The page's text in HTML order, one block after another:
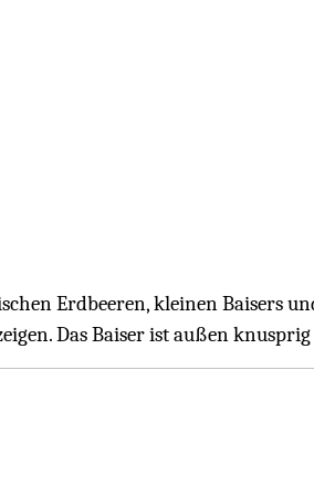
Erdbeeren, kleinen Baisers
Das Baiser ist außen